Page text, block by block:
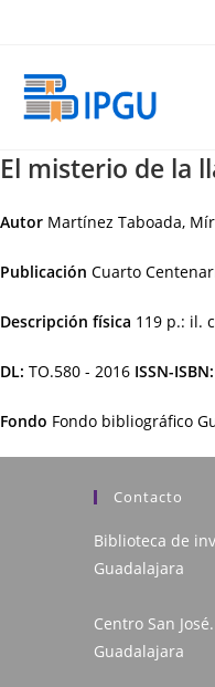
El misterio de la
Autor Martínez Taboada,
Publicación Cuarto
Descripción física 119 p.: il.
DL: TO.580 - 2016 ISSN-ISBN:
Fondo Fondo bibliográfico
Contacto
Biblioteca de
Guadalajara
Centro San
Guadalajara